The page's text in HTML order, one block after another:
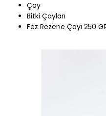
Çay
Bitki Çayları
Fez Rezene Çayı 250